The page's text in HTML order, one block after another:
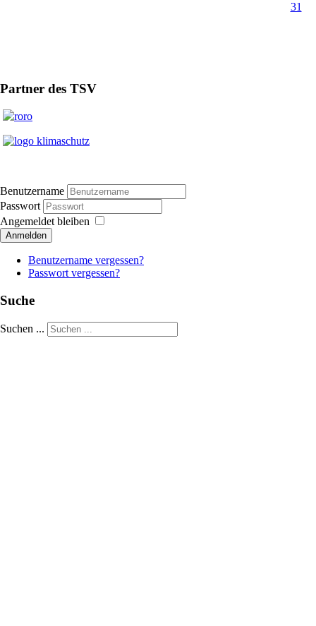
31
Partner des TSV
Benutzername
Passwort
Angemeldet bleiben
Anmelden
Benutzername vergessen?
Passwort vergessen?
Suche
Suchen ...